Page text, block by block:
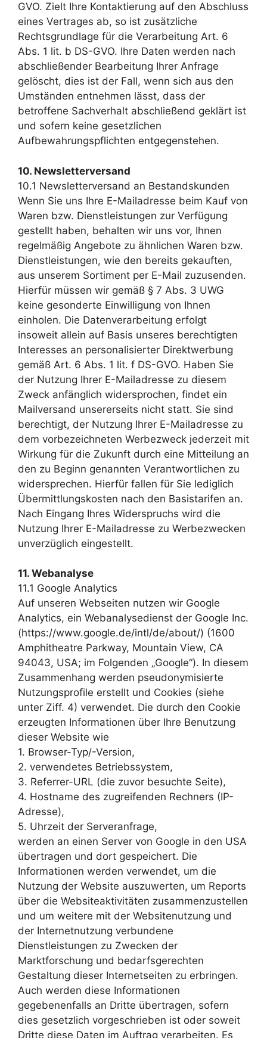
GVO. Zielt Ihre Kontaktierung auf den Abschluss
eines Vertrages ab, so ist zusätzliche
Rechtsgrundlage für die Verarbeitung Art. 6
Abs. 1 lit. b DS-GVO. Ihre Daten werden nach
abschließender Bearbeitung Ihrer Anfrage
gelöscht, dies ist der Fall, wenn sich aus den
Umständen entnehmen lässt, dass der
betroffene Sachverhalt abschließend geklärt ist
und sofern keine gesetzlichen
Aufbewahrungspflichten entgegenstehen.
10. Newsletterversand
10.1 Newsletterversand an Bestandskunden
Wenn Sie uns Ihre E-Mailadresse beim Kauf von
Waren bzw. Dienstleistungen zur Verfügung
gestellt haben, behalten wir uns vor, Ihnen
regelmäßig Angebote zu ähnlichen Waren bzw.
Dienstleistungen, wie den bereits gekauften,
aus unserem Sortiment per E-Mail zuzusenden.
Hierfür müssen wir gemäß § 7 Abs. 3 UWG
keine gesonderte Einwilligung von Ihnen
einholen. Die Datenverarbeitung erfolgt
insoweit allein auf Basis unseres berechtigten
Interesses an personalisierter Direktwerbung
gemäß Art. 6 Abs. 1 lit. f DS-GVO. Haben Sie
der Nutzung Ihrer E-Mailadresse zu diesem
Zweck anfänglich widersprochen, findet ein
Mailversand unsererseits nicht statt. Sie sind
berechtigt, der Nutzung Ihrer E-Mailadresse zu
dem vorbezeichneten Werbezweck jederzeit mit
Wirkung für die Zukunft durch eine Mitteilung an
den zu Beginn genannten Verantwortlichen zu
widersprechen. Hierfür fallen für Sie lediglich
Übermittlungskosten nach den Basistarifen an.
Nach Eingang Ihres Widerspruchs wird die
Nutzung Ihrer E-Mailadresse zu Werbezwecken
unverzüglich eingestellt.
11. Webanalyse
11.1 Google Analytics
Auf unseren Webseiten nutzen wir Google
Analytics, ein Webanalysedienst der Google Inc.
(https://www.google.de/intl/de/about/) (1600
Amphitheatre Parkway, Mountain View, CA
94043, USA; im Folgenden „Google“). In diesem
Zusammenhang werden pseudonymisierte
Nutzungsprofile erstellt und Cookies (siehe
unter Ziff. 4) verwendet. Die durch den Cookie
erzeugten Informationen über Ihre Benutzung
dieser Website wie
1. Browser-Typ/-Version,
2. verwendetes Betriebssystem,
3. Referrer-URL (die zuvor besuchte Seite),
4. Hostname des zugreifenden Rechners (IP-
Adresse),
5. Uhrzeit der Serveranfrage,
werden an einen Server von Google in den USA
übertragen und dort gespeichert. Die
Informationen werden verwendet, um die
Nutzung der Website auszuwerten, um Reports
über die Websiteaktivitäten zusammenzustellen
und um weitere mit der Websitenutzung und
der Internetnutzung verbundene
Dienstleistungen zu Zwecken der
Marktforschung und bedarfsgerechten
Gestaltung dieser Internetseiten zu erbringen.
Auch werden diese Informationen
gegebenenfalls an Dritte übertragen, sofern
dies gesetzlich vorgeschrieben ist oder soweit
Dritte diese Daten im Auftrag verarbeiten. Es